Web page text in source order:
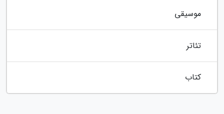
موسیقی
تئاتر
کتاب